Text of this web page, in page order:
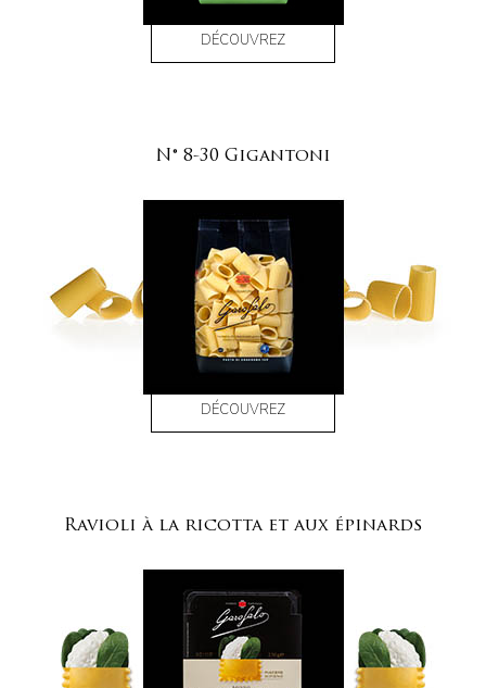
DÉCOUVREZ
N° 8-30 Gigantoni
DÉCOUVREZ
Ravioli à la ricotta et aux épinards